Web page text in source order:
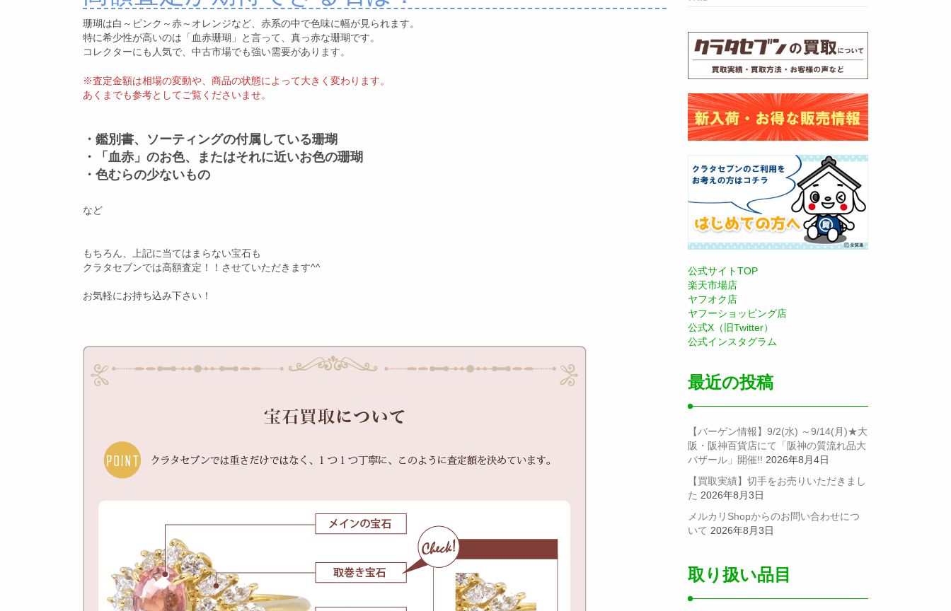
珊瑚は白～ピンク～赤～オレンジなど、赤系の中で色味に幅が見られます。
特に希少性が高いのは「血赤珊瑚」と言って、真っ赤な珊瑚です。
コレクターにも人気で、中古市場でも強い需要があります。
※査定金額は相場の変動や、商品の状態によって大きく変わります。
あくまでも参考としてご覧くださいませ。
・鑑別書、ソーティングの付属している珊瑚
・「血赤」のお色、またはそれに近いお色の珊瑚
・色むらの少ないもの
など
もちろん、上記に当てはまらない宝石も
クラタセブンでは高額査定！！させていただきます^^
お気軽にお持ち込み下さい！
公式サイトTOP
楽天市場店
ヤフオク店
ヤフーショッピング店
公式X（旧Twitter）
公式インスタグラム
最近の投稿
【バーゲン情報】9/2(水) ～9/14(月)★大
阪・阪神百貨店にて「阪神の質流れ品大
バザール」開催!! 2026年8月4日
【買取実績】切手をお売りいただきまし
た 2026年8月3日
メルカリShopからのお問い合わせにつ
いて 2026年8月3日
取り扱い品目